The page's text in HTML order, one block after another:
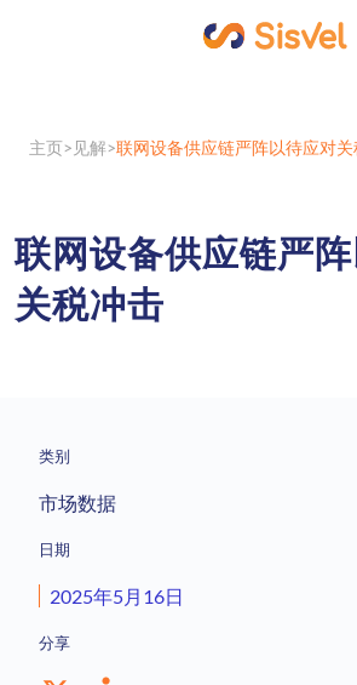
主页 见解 联网设备供应链严阵以待应对
联网设备供应链严
关税冲击
类别
市场数据
日期
2025年5月16日
分享